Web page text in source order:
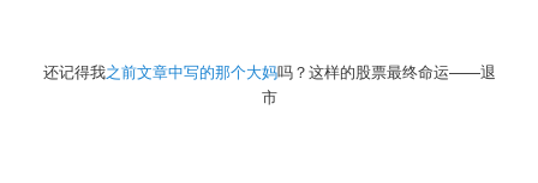
还记得我之前文章中写的那个大妈吗？这样的股票最终命运——退
市